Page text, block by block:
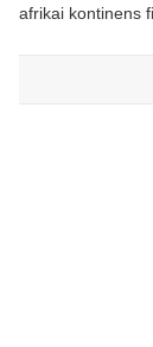
afrikai kontinens